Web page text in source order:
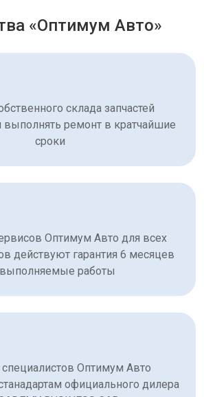
«Оптимум Авто»
склада запчастей
выполнять ремонт в кратчайшие
сроки
Оптимум Авто для всех
действуют гарантия 6 месяцев
работы
Оптимум Авто
официального дилера